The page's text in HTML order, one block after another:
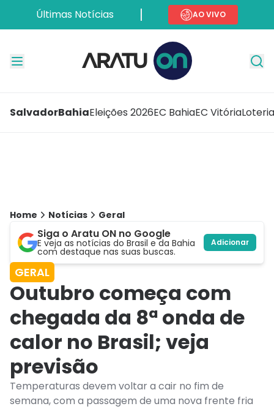
Últimas Notícias AO VIVO
SalvadorBahiaEleições 2026EC BahiaEC Vitória
Home Notícias Geral
Siga o Aratu ON no Google
E veja as notícias do Brasil e da Bahia
com destaque nas suas buscas.
Adicionar
GERAL
Outubro começa com
chegada da 8ª onda de
calor no Brasil; veja
previsão
Temperaturas devem voltar a cair no fim de
semana, com a passagem de uma nova frente fria